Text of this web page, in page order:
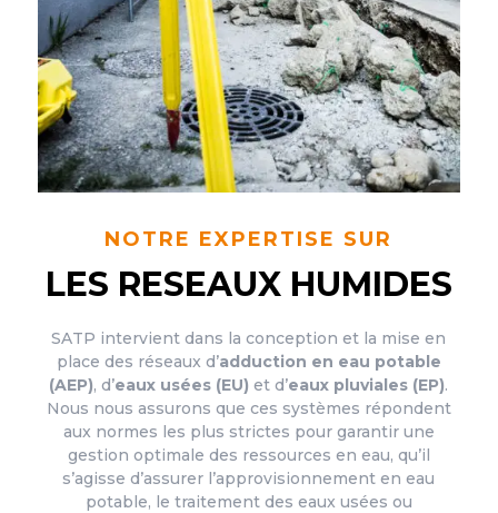
NOTRE EXPERTISE SUR
LES RESEAUX HUMIDES
SATP intervient dans la conception et la mise en
place des réseaux d’adduction en eau potable
(AEP), d’eaux usées (EU) et d’eaux pluviales (EP).
Nous nous assurons que ces systèmes répondent
aux normes les plus strictes pour garantir une
gestion optimale des ressources en eau, qu’il
s’agisse d’assurer l’approvisionnement en eau
potable, le traitement des eaux usées ou